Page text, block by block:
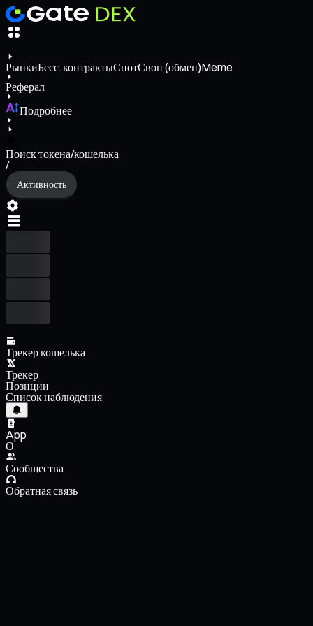
РынкиБесс. контрактыСпотСвоп (обмен)Meme
Реферал
Подробнее
Поиск токена/кошелька
/
Активность
Трекер кошелька
Трекер
Позиции
Список наблюдения
App
О
Сообщества
Обратная связь